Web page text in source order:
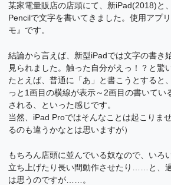
某家電量販店の店頭にて、新iPad(2018)と
Pencilで文字を書いてきました。使用アプ
モ』です。
結論から言えば、新型iPadでは文字の書き
見られました。触った自分がえっ！？と驚
たとえば、普通に「あ」と書こうとすると
っと1画目の横線が表示～2画目の書いてい
される、といった感じです。
当然、iPad Proではそんなことは起こりま
るのも違うかなとは思いますが）
もちろん店頭に並んでいる奴なので、いろ
立ち上げたり長い間動作させたり……と、
は思うのですが……。